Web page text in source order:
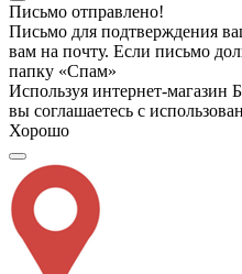
Письмо отправлено!
Письмо для подтверждения
вам на почту. Если письмо
папку «Спам»
Используя интернет-магазин
вы соглашаетесь с
Хорошо